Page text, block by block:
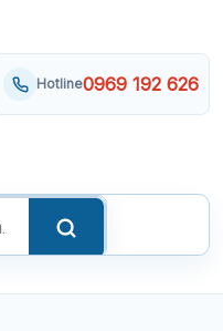
Hotline0969 192 626